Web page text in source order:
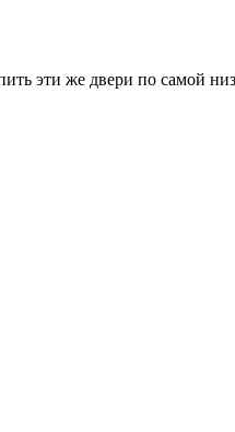
эти же двери по самой